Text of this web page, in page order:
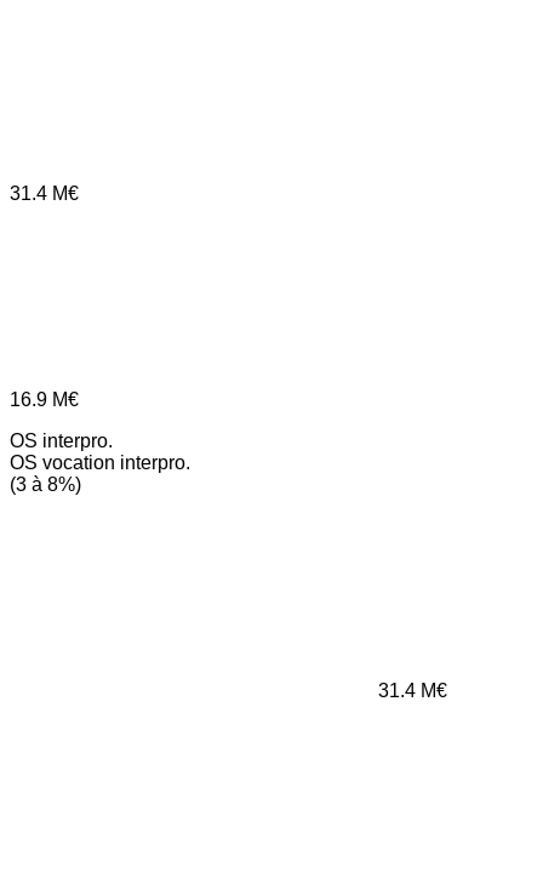
31.4 M€
16.9 M€
OS interpro.
OS vocation interpro.
(3 à 8%)
31.4 M€